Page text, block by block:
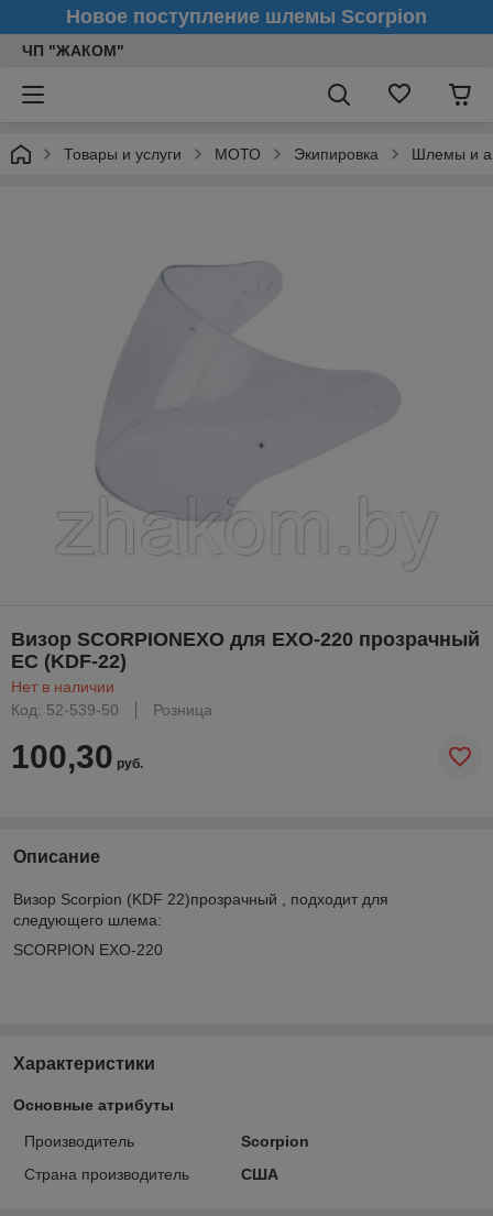
Новое поступление шлемы Scorpion
ЧП "ЖАКОМ"
Товары и услуги МОТО Экипировка Шлемы и
Визор SCORPIONEXO для EXO-220 прозрачный
EC (KDF-22)
Нет в наличии
Код: 52-539-50
Розница
100,30 руб.
Описание
Визор Scorpion (KDF 22)прозрачный , подходит для
следующего шлема:
SCORPION EXO-220
Характеристики
Основные атрибуты
Производитель
Scorpion
Страна производитель
США